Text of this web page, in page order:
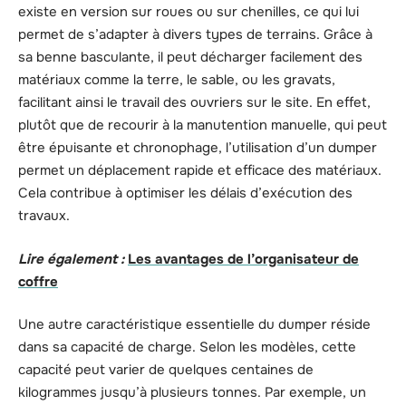
existe en version sur roues ou sur chenilles, ce qui lui
permet de s’adapter à divers types de terrains. Grâce à
sa benne basculante, il peut décharger facilement des
matériaux comme la terre, le sable, ou les gravats,
facilitant ainsi le travail des ouvriers sur le site. En effet,
plutôt que de recourir à la manutention manuelle, qui peut
être épuisante et chronophage, l’utilisation d’un dumper
permet un déplacement rapide et efficace des matériaux.
Cela contribue à optimiser les délais d’exécution des
travaux.
Lire également : Les avantages de l’organisateur de
coffre
Une autre caractéristique essentielle du dumper réside
dans sa capacité de charge. Selon les modèles, cette
capacité peut varier de quelques centaines de
kilogrammes jusqu’à plusieurs tonnes. Par exemple, un